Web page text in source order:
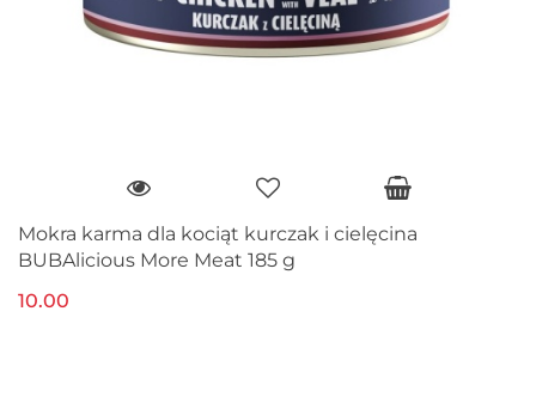
Mokra karma dla kociąt kurczak i cielęcina
BUBAlicious More Meat 185 g
10.00